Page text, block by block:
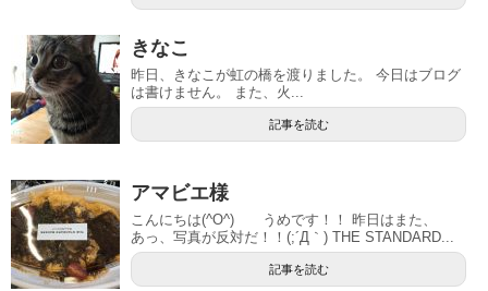
きなこ
昨日、きなこが虹の橋を渡りました。 今日はブログ
は書けません。 また、火...
記事を読む
アマビエ様
こんにちは(^O^) うめです！！ 昨日はまた、
あっ、写真が反対だ！！(;´Д｀) THE STANDARD...
記事を読む